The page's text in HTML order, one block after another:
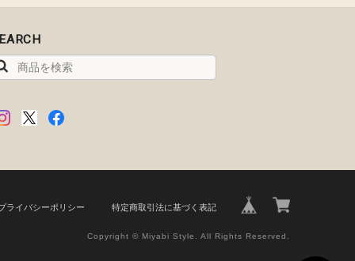
ライバシーポリシー 特定商取引法に基づく表記
Copyright © Miyabi Style. All Rights Reserved.